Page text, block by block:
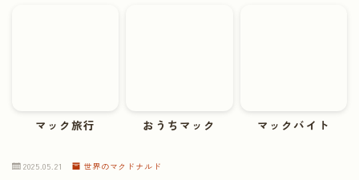
マック旅行 おうちマック マックバイト
2025.05.21 世界のマクドナルド